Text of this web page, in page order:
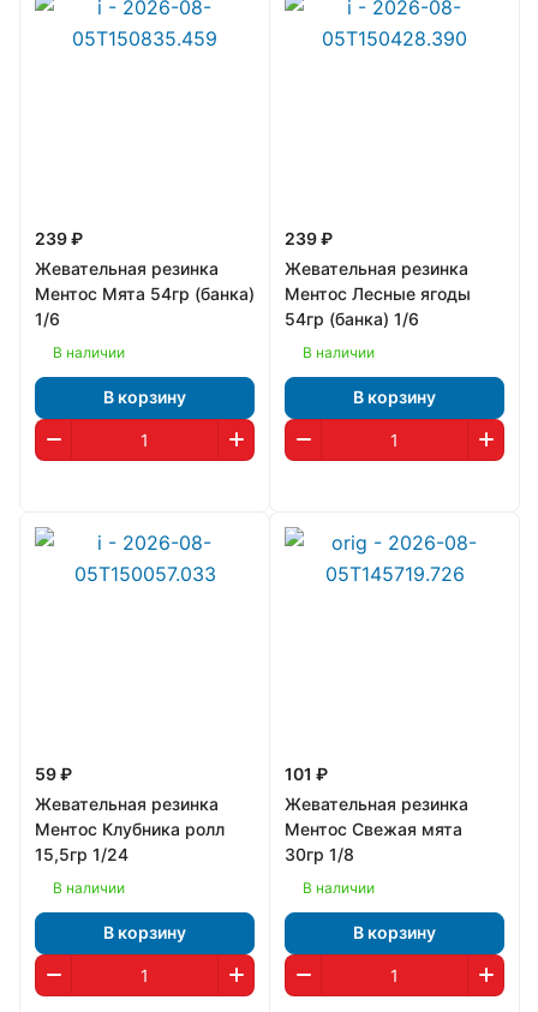
239 ₽
Жевательная резинка
Ментос Мята 54гр (банка)
1/6
В наличии
В корзину
239 ₽
Жевательная резинка
Ментос Лесные ягоды
54гр (банка) 1/6
В наличии
В корзину
59 ₽
Жевательная резинка
Ментос Клубника ролл
15,5гр 1/24
В наличии
В корзину
101 ₽
Жевательная резинка
Ментос Свежая мята
30гр 1/8
В наличии
В корзину